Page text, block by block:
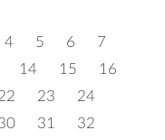
4 5 6
7
14 15
16
23
24
31
32